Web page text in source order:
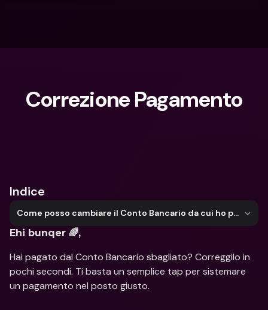
Correzione Pagamento
Indice
Come posso cambiare il Conto Bancario da cui ho pagato?
Ehi bunqer 🌈,
Hai pagato dal Conto Bancario sbagliato? Correggilo in
pochi secondi. Ti basta un semplice tap per sistemare
un pagamento nel posto giusto.